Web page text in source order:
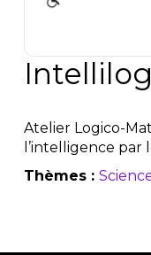
Atelier Logico-
l’intelligence
Thèmes :